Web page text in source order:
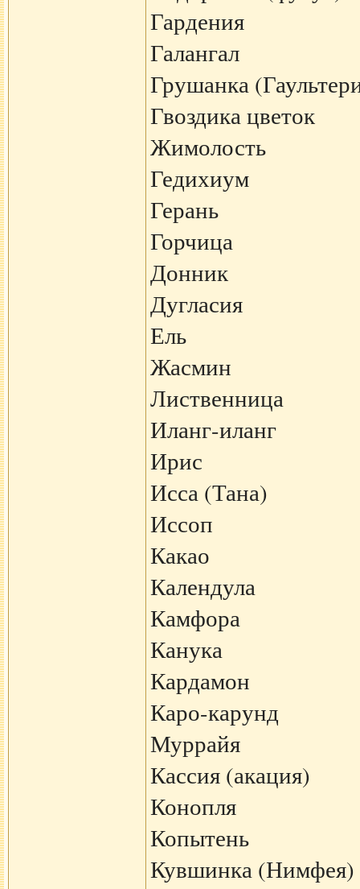
Гардения
Галангал
Грушанка
Гвоздика цветок
Жимолость
Гедихиум
Герань
Горчица
Донник
Дугласия
Ель
Жасмин
Лиственница
Иланг-иланг
Ирис
Исса (Тана)
Иссоп
Какао
Календула
Камфора
Канука
Кардамон
Каро-карунд
Муррайя
Кассия (акация)
Конопля
Копытень
Кувшинка (Нимфея)